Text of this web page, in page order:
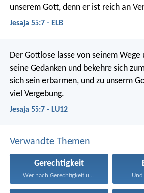
unserem Gott, denn er ist reich an
Jesaja 55:7 - ELB
Der Gottlose lasse von seinem Wege
seine Gedanken und bekehre sich zum
sich sein erbarmen, und zu unserm
viel Vergebung.
Jesaja 55:7 - LU12
Verwandte Themen
Gerechtigkeit
Wer nach Gerechtigkeit und... Und